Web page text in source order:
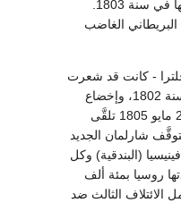
وتفاوض فريدريك وليم الثالث البروسي مع نابليون طوال عام على أمل أن يُضيف إلى مملكته مقاطعة هانوفر التي كان الفرنسيون قد استولوا عليها في سنة 1803.
الغاضب
- كانت قد شعرت
بالاندفاعات المتوالية للقوات الفرنسية المتوسّعة: توجيهها وإشرافها على الجمهورية الإيطالية في يناير سنة 1802، وإلحاقها لبيدمونت في سبتمبر سنة 1802، وإخضاع
سويسرا كمحمية فرنسية في فبراير سنة 1803، وادعاؤها (أي فرنسا) لقباً إمبراطورياً في مايو سنة 1803، واستمرت الاندفاعات الفرنسية: في 26 مايو 1805 تلقَّى
متى سيتوقَّف شارلمان الجديد
(البندقية) وكل
روسيا بمئة ألف
وبذا اكتمل الائتلاف الثالث ضد